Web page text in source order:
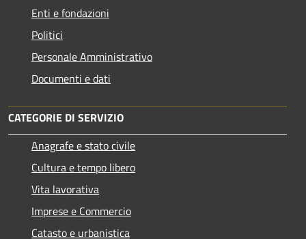
Enti e fondazioni
Politici
Personale Amministrativo
Documenti e dati
CATEGORIE DI SERVIZIO
Anagrafe e stato civile
Cultura e tempo libero
Vita lavorativa
Imprese e Commercio
Catasto e urbanistica